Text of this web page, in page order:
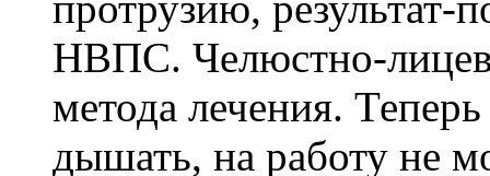
НВПС. Челюстно-
метода лечения.
дышать, на работу не